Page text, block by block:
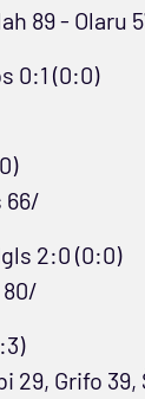
89 - Olaru
0:1 (0:0)
66/
2:0 (0:0)
29, Grifo